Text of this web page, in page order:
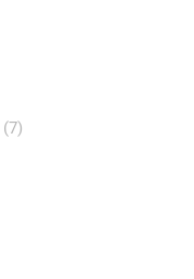
(7)